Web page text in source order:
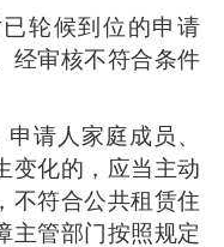
轮候到位的申请
经审核不符合条件
请人家庭成员、
变化的，应当主动
不符合公共租赁住
主管部门按照规定